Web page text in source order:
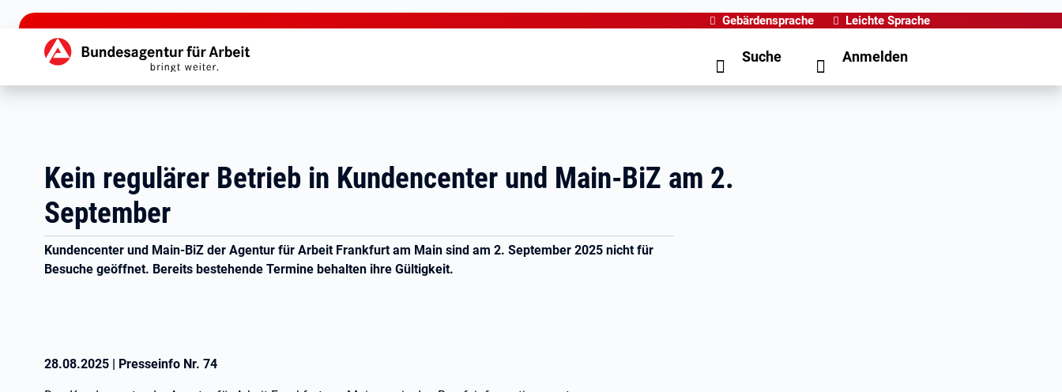
zu den Hauptinhalten springen
Gebärdensprache Leichte Sprache
Hauptnavigation Suche Anmelden
Kein regulärer Betrieb in Kundencenter und Main-BiZ am 2.
September
Kundencenter und Main-BiZ der Agentur für Arbeit Frankfurt am Main sind am 2. September 2025 nicht für
Besuche geöffnet. Bereits bestehende Termine behalten ihre Gültigkeit.
28.08.2025 | Presseinfo Nr. 74